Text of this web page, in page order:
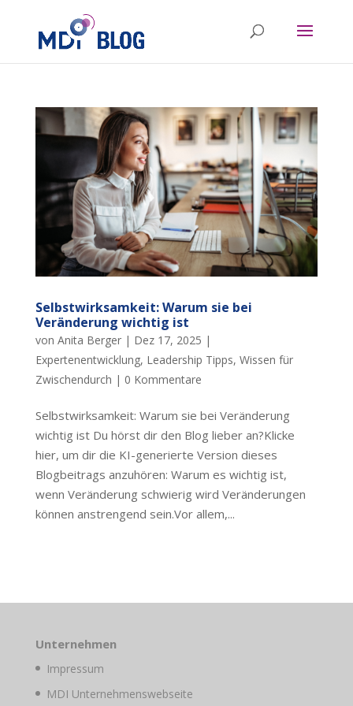
Selbstwirksamkeit: Warum sie bei
Veränderung wichtig ist
von Anita Berger| Dez 17, 2025 |
Expertenentwicklung, Leadership Tipps, Wissen für
Zwischendurch | 0 Kommentare
Selbstwirksamkeit: Warum sie bei Veränderung
wichtig ist Du hörst dir den Blog lieber an?Klicke
hier, um dir die KI-generierte Version dieses
Blogbeitrags anzuhören: Warum es wichtig ist,
wenn Veränderung schwierig wird Veränderungen
können anstrengend sein.Vor allem,...
Unternehmen
Impressum
MDI Unternehmenswebseite